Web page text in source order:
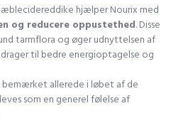
hjælper Nourix med
og reducere oppustethed. Disse
tarmflora og øger udnyttelsen af
til bedre energioptagelse og
allerede i løbet af de
som en generel følelse af